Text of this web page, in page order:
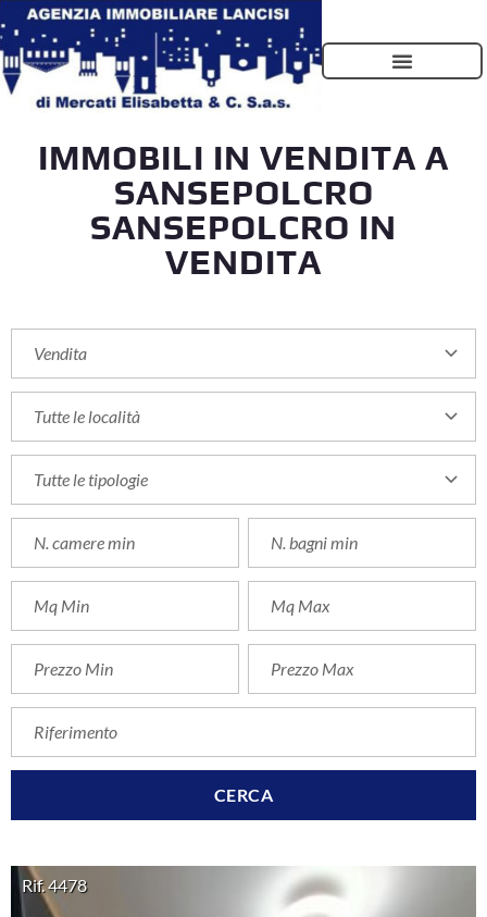
IMMOBILI IN VENDITA A
SANSEPOLCRO
SANSEPOLCRO IN
VENDITA
Rif. 4478